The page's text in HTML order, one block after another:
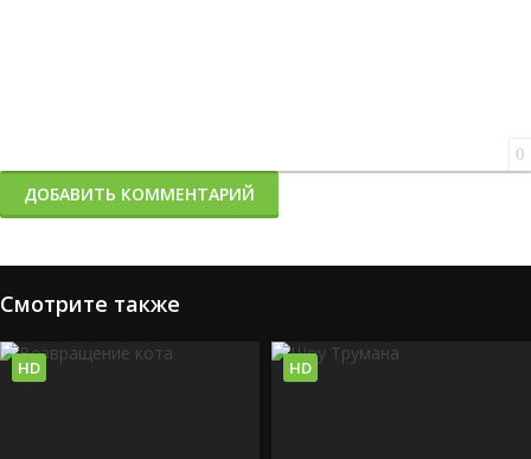
0
ДОБАВИТЬ КОММЕНТАРИЙ
Смотрите также
HD HD